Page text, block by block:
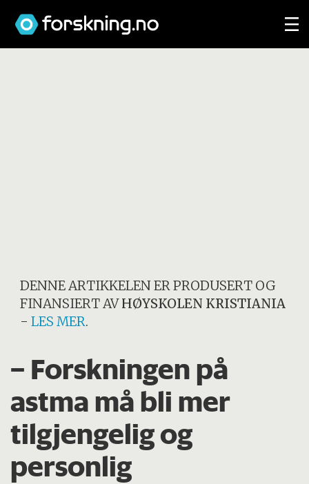
DENNE ARTIKKELEN ER PRODUSERT OG
FINANSIERT AVHØYSKOLEN KRISTIANIA
-LES MER.
– Forskningen på
astma må bli mer
tilgjengelig og
personlig